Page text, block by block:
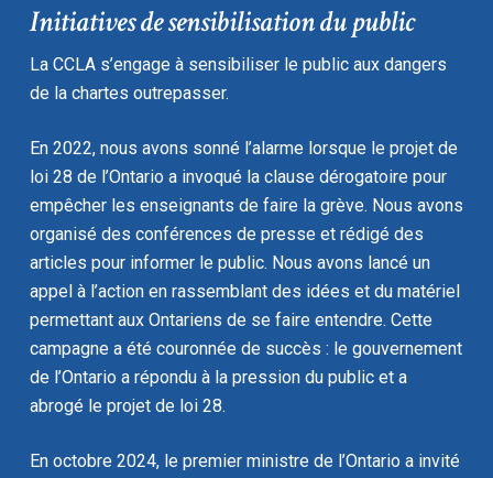
Initiatives de sensibilisation du public
La CCLA s’engage à sensibiliser le public aux dangers
de la chartes outrepasser.
En 2022, nous avons sonné l’alarme lorsque le projet de
loi 28 de l’Ontario a invoqué la clause dérogatoire pour
empêcher les enseignants de faire la grève. Nous avons
organisé des conférences de presse et rédigé des
articles pour informer le public. Nous avons lancé un
appel à l’action en rassemblant des idées et du matériel
permettant aux Ontariens de se faire entendre. Cette
campagne a été couronnée de succès : le gouvernement
de l’Ontario a répondu à la pression du public et a
abrogé le projet de loi 28.
En octobre 2024, le premier ministre de l’Ontario a invité